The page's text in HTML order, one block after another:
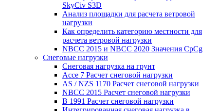
SkyCiv S3D
Анализ площадки для расчета ветровой
нагрузки
Как определить категорию местности для
расчета ветровой нагрузки
NBCC 2015 и NBCC 2020 Значения CpCg
Снеговые нагрузки
Снеговая нагрузка на грунт
Ассе 7 Расчет снеговой нагрузки
AS / NZS 1170 Расчет снеговой нагрузки
NBCC 2015 Расчет снеговой нагрузки
В 1991 Расчет снеговой нагрузки